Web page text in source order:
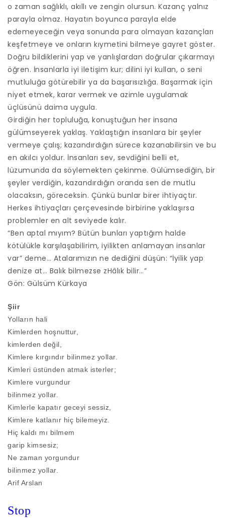
o zaman sağlıklı, akıllı ve zengin olursun. Kazanç yalnız
parayla olmaz. Hayatın boyunca parayla elde
edemeyeceğin veya sonunda para olmayan kazançları
keşfetmeye ve onların kıymetini bilmeye gayret göster.
Doğru bildiklerini yap ve yanlışlardan doğrular çıkarmayı
öğren. İnsanlarla iyi iletişim kur; dilini iyi kullan, o seni
mutluluğa götürebilir ya da başarısızlığa. Başarmak için
niyet etmek, karar vermek ve azimle uygulamak
üçlüsünü daima uygula.
Girdiğin her topluluğa, konuştuğun her insana
gülümseyerek yaklaş. Yaklaştığın insanlara bir şeyler
vermeye çalış; kazandırdığın sürece kazanabilirsin ve bu
en akılcı yoldur. İnsanları sev, sevdiğini belli et,
lüzumunda da söylemekten çekinme. Gülümsediğin, bir
şeyler verdiğin, kazandırdığın oranda sen de mutlu
olacaksın, göreceksin. Çünkü bunlar birer ihtiyaçtır.
Herkes ihtiyaçları çerçevesinde birbirine yaklaşırsa
problemler en alt seviyede kalır.
“Ben aptal mıyım? Bütün bunları yaptığım halde
kötülükle karşılaşabilirim, iyilikten anlamayan insanlar
var” deme… Atalarımızın ne dediğini düşün: “İyilik yap
denize at… Balık bilmezse zHâlık bilir…”
Gön: Gülsüm Kürkaya
Şiir
Yolların hali
Kimlerden hoşnuttur,
kimlerden değil,
Kimlere kırgındır bilinmez yollar.
Kimleri üstünden atmak isterler;
Kimlere vurgundur
bilinmez yollar.
Kimlerle kapatır geceyi sessiz,
Kimlere katlanır hiç bilemeyiz.
Hiç kaldı mı bilmem
garip kimsesiz;
Ne zaman yorgundur
bilinmez yollar.
Arif Arslan
Stop